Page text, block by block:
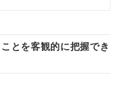
とを客観的に把握でき